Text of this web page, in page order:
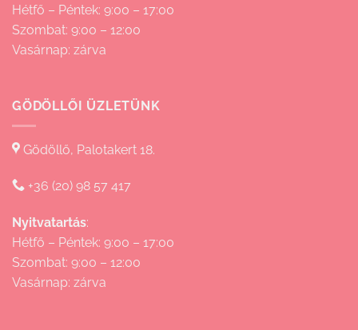
Hétfő – Péntek: 9:00 – 17:00
Szombat: 9:00 – 12:00
Vasárnap: zárva
GÖDÖLLŐI ÜZLETÜNK
Gödöllő, Palotakert 18.
+36 (20) 98 57 417
Nyitvatartás:
Hétfő – Péntek: 9:00 – 17:00
Szombat: 9:00 – 12:00
Vasárnap: zárva